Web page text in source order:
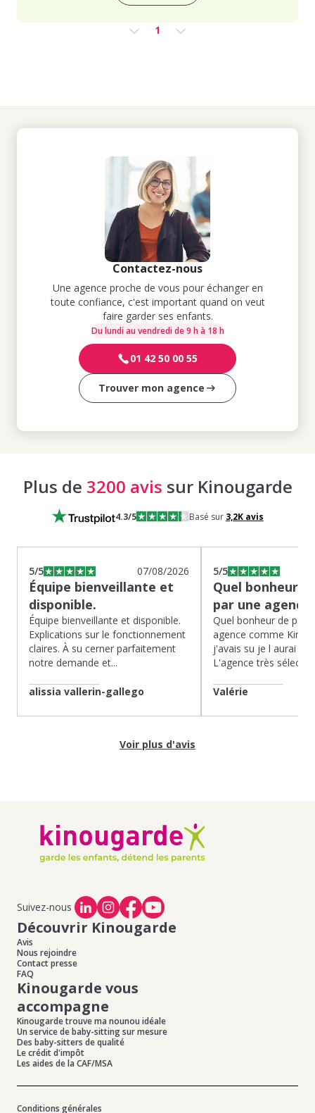
1
Contactez-nous
Une agence proche de vous pour échanger en
toute confiance, c'est important quand on veut
faire garder ses enfants.
Du lundi au vendredi de 9 h à 18 h
01 42 50 00 55
Trouver mon agence
Plus de 3200 avis sur Kinougarde
4.3/5 Basé sur 3,2Kavis
5/5 07/08/2026
Équipe bienveillante et
disponible.
Équipe bienveillante et disponible.
Explications sur le fonctionnement
claires. À su cerner parfaitement
notre demande et...
alissia vallerin-gallego
5/5
Quel bonheur
par une
Quel bonheur de
agence comme
j'avais su je l aurai
L'agence très
Valérie
Voir plus d'avis
Suivez-nous
Découvrir Kinougarde
Avis
Nous rejoindre
Contact presse
FAQ
Kinougarde vous
accompagne
Kinougarde trouve ma nounou idéale
Un service de baby-sitting sur mesure
Des baby-sitters de qualité
Le crédit d'impôt
Les aides de la CAF/MSA
Conditions générales